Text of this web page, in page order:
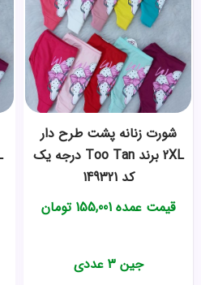
شورت زنانه پشت طرح دار
2XL برند Too Tan درجه یک
کد 149321
قیمت عمده 155,001 تومان
جین 3 عددی